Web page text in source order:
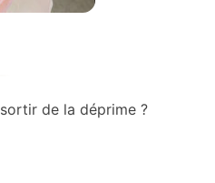
de la déprime ?